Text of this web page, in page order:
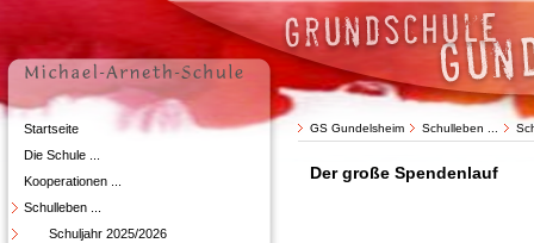
GS Gundelsheim Schulleben ...
Der große Spendenlauf
Startseite
Die Schule ...
Kooperationen ...
Schulleben ...
Schuljahr 2025/2026